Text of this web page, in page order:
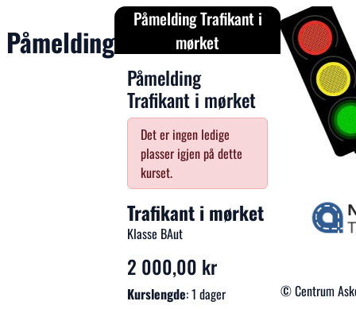
Påmelding
Påmelding Trafikant i
mørket
Påmelding
Trafikant i mørket
Det er ingen ledige
plasser igjen på dette
kurset.
Trafikant i mørket
Klasse BAut
2 000,00 kr
Kurslengde: 1 dager
© Centrum